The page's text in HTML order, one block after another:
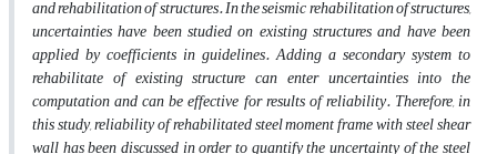
and rehabilitation of structures. In the seismic rehabilitation of structures,
uncertainties have been studied on existing structures and have been
applied by coefficients in guidelines. Adding a secondary system to
rehabilitate of existing structure can enter uncertainties into the
computation and can be effective for results of reliability. Therefore, in
this study, reliability of rehabilitated steel moment frame with steel shear